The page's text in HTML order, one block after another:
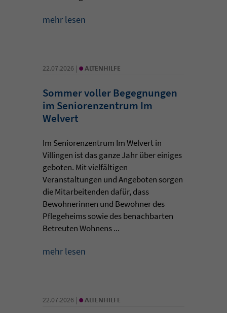
mehr lesen
22.07.2026 | • ALTENHILFE
Sommer voller Begegnungen
im Seniorenzentrum Im
Welvert
Im Seniorenzentrum Im Welvert in
Villingen ist das ganze Jahr über einiges
geboten. Mit vielfältigen
Veranstaltungen und Angeboten sorgen
die Mitarbeitenden dafür, dass
Bewohnerinnen und Bewohner des
Pflegeheims sowie des benachbarten
Betreuten Wohnens ...
mehr lesen
22.07.2026 | • ALTENHILFE